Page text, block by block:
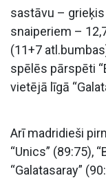
sastāvu –
snaiperiem –
(11+7
spēlēs pārspēti
vietējā līgā
Arī madridieši
“Unics” (89:75),
“Galatasaray”